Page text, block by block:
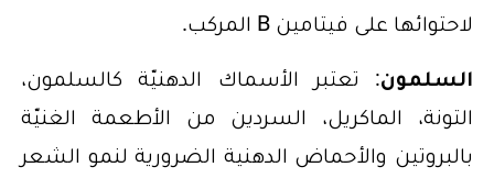
لاحتوائها على فيتامين B المركب.
السلمون: تعتبر الأسماك الدهنيّة كالسلمون،
التونة، الماكريل، السردين من الأطعمة الغنيّة
بالبروتين والأحماض الدهنية الضرورية لنمو الشعر